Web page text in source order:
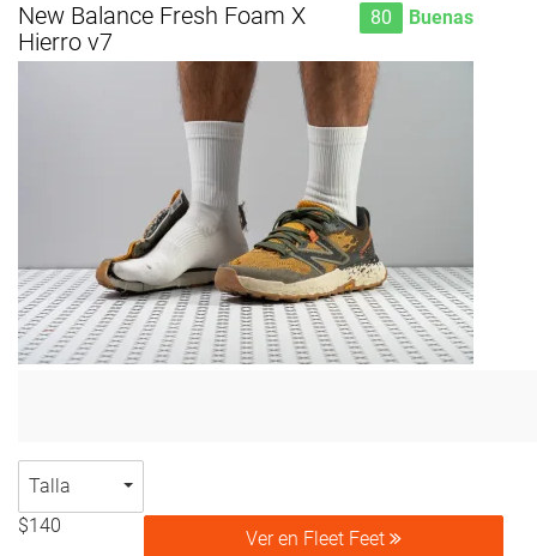
New Balance Fresh Foam X
Hierro v7
80 Buenas
Talla
$140
Ver en Fleet Feet